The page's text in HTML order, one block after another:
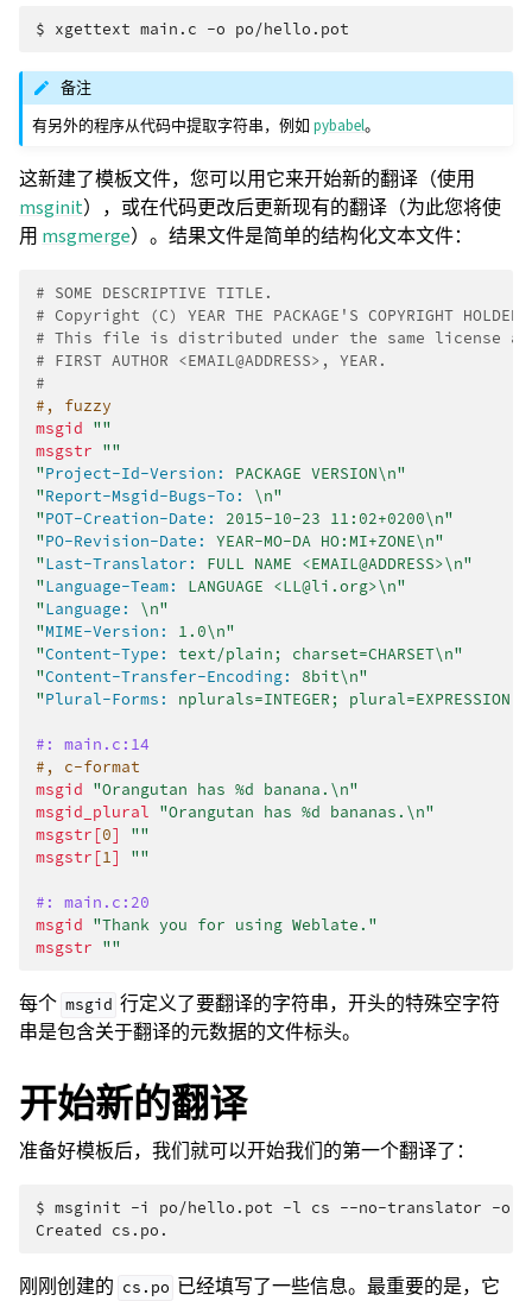
$ xgettext main.c -o
备注
有另外的程序从代码中提取字符串，例如pybabel。
这新建了模板文件，您可以用它来开始新的翻译（使用
msginit），或在代码更改后更新现有的翻译（为此您将使
用 msgmerge）。结果文件是简单的结构化文本文件：
# SOME DESCRIPTIVE TITLE.
# Copyright (C) YEAR THE PACKAGE'S COPYRIGHT HOLDER
# This file is distributed under the same license as
# FIRST AUTHOR <EMAIL@ADDRESS>, YEAR.
#
#, fuzzy
msgid ""
msgstr ""
"Project-Id-Version:
PACKAGE VERSION\n"
"Report-Msgid-Bugs-To:
\n"
"POT-Creation-Date:
2015-10-23 11:02+0200\n"
"PO-Revision-Date:
YEAR-MO-DA HO:MI+ZONE\n"
"Last-Translator:
FULL NAME <EMAIL@ADDRESS>\n"
"Language-Team:
LANGUAGE <LL@li.org>\n"
"Language:
\n"
"MIME-Version:
1.0\n"
"Content-Type:
text/plain; charset=CHARSET\n"
"Content-Transfer-Encoding:
8bit\n"
"Plural-Forms: nplurals=INTEGER;
#: main.c:14
#, c-format
msgid "Orangutan has %d banana.\n"
msgid_plural "Orangutan has %d bananas.\n"
msgstr[0]
""
msgstr[1] ""
#: main.c:20
msgid "Thank you for using Weblate."
msgstr ""
每个 msgid 行定义了要翻译的字符串，开头的特殊空字符
串是包含关于翻译的元数据的文件标头。
开始新的翻译
准备好模板后，我们就可以开始我们的第一个翻译了：
$ msginit -i po/hello.pot -l cs --no-translator -o
Created cs.po.
刚刚创建的 cs.po 已经填写了一些信息。最重要的是，它